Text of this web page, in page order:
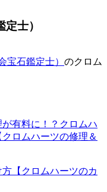
士）
宝石鑑定士） のクロム
有料に！？クロムハ
ロムハーツの修理＆
【クロムハーツのカ